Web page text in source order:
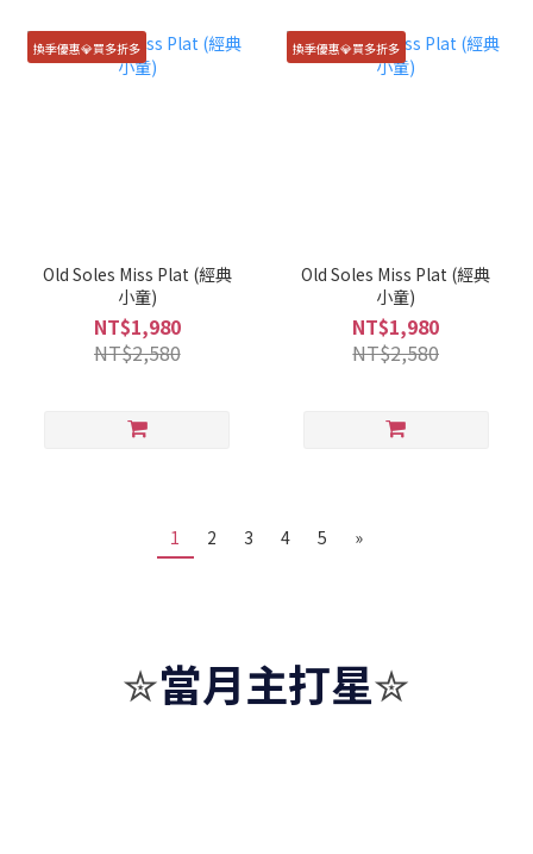
換季優惠💎買多折多
Old Soles Miss Plat (經典
小童)
NT$1,980
NT$2,580
換季優惠💎買多折多
Old Soles Miss Plat (經典
小童)
NT$1,980
NT$2,580
1 2 3 4 5 »
✮當月主打星✮